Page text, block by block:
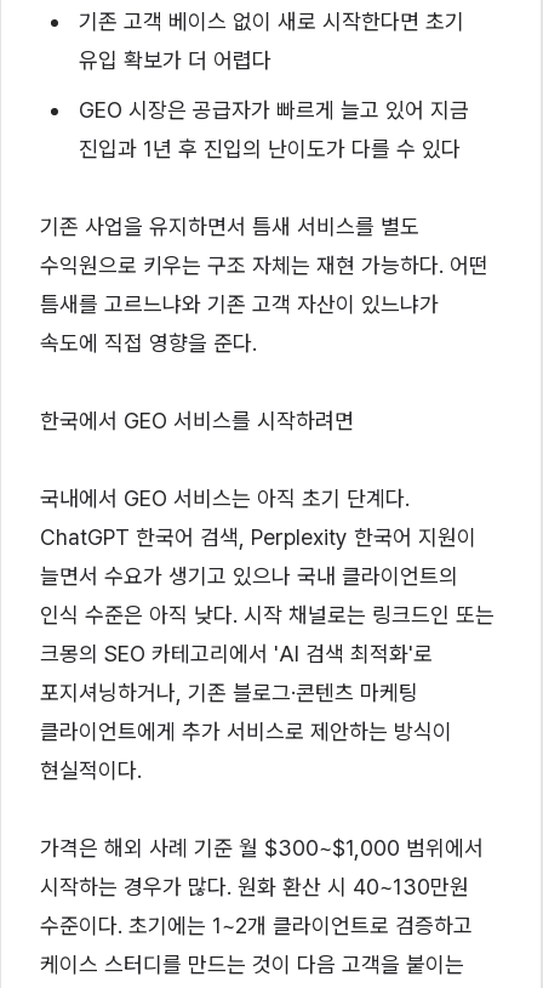
기존 고객 베이스 없이 새로 시작한다면 초기
유입 확보가 더 어렵다
GEO 시장은 공급자가 빠르게 늘고 있어 지금
진입과 1년 후 진입의 난이도가 다를 수 있다
기존 사업을 유지하면서 틈새 서비스를 별도
수익원으로 키우는 구조 자체는 재현 가능하다. 어떤
틈새를 고르느냐와 기존 고객 자산이 있느냐가
속도에 직접 영향을 준다.
한국에서 GEO 서비스를 시작하려면
국내에서 GEO 서비스는 아직 초기 단계다.
ChatGPT 한국어 검색, Perplexity 한국어 지원이
늘면서 수요가 생기고 있으나 국내 클라이언트의
인식 수준은 아직 낮다. 시작 채널로는 링크드인 또는
크몽의 SEO 카테고리에서 'AI 검색 최적화'로
포지셔닝하거나, 기존 블로그·콘텐츠 마케팅
클라이언트에게 추가 서비스로 제안하는 방식이
현실적이다.
가격은 해외 사례 기준 월 $300~$1,000 범위에서
시작하는 경우가 많다. 원화 환산 시 40~130만원
수준이다. 초기에는 1~2개 클라이언트로 검증하고
케이스 스터디를 만드는 것이 다음 고객을 붙이는